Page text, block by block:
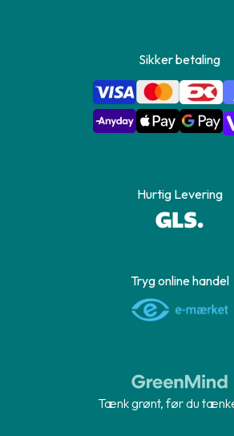
Sikker betaling
Hurtig Levering
Tryg online handel
Tænk grønt, før du